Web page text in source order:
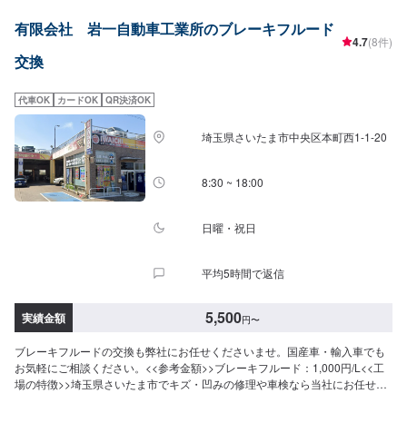
～3日程度で納車となります。(要相談)納期は前後する場合がございます。予
めご了承ください。-----代車について-----代車をご用意しています。お車の作
業中は代車をご利用ください。※代車の燃料代はお客様にご負担いただいてお
ださい。駐車スペースは事務所前の空いているスペースに駐車してくださ
い。受付はスタッフへ「メンテモで予約しました」とお伝えください。ご案
内いたします。【定休日・営業時間】定休日：日曜、祝日営業時間：
8:00~18:00
有限会社 岩一自動車工業所のブレーキフルード
交換
4.7(8件)
代車OK カードOK QR決済OK
埼玉県さいたま市中央区本町西1-1-20
8:30 ~ 18:00
日曜・祝日
平均5時間で返信
実績金額 5,500円〜
ブレーキフルードの交換も弊社にお任せくださいませ。国産車・輸入車でも
お気軽にご相談ください。<<参考金額>>ブレーキフルード：1,000円/L<<工
場の特徴>>埼玉県さいたま市でキズ・凹みの修理や車検なら当社にお任せお